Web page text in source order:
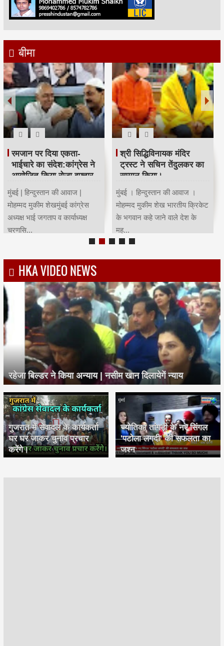
बीमा
महाराष्ट्र कांग्रेस कार्याध्यक्ष व
पूर्व मंत्री चंद्रकांत हंडोरे का
सम्मान।
मुंबई । हिन्दुस्तान की आवाज ।
मोहम्मद मुकीम शेख मुंबई कांग्रेस
साउथ तमिल सेल कार्याध्यक्ष...
Child Dream
Invest 3 lacs One Time &
Get 13 Lacs Fund for your
Child Education, Gradution
& Marriage...
HKA VIDEO NEWS
रहेजा बिल्डर ने किया अन्याय | नसीम खान दिलायेगें न्याय
गुजरात में सेवादल के कार्यकर्ता
घर घर जाकर चुनाव प्रचार
करेंगे।
ज्योतिका तांगड़ी के नए सिंगल
'पटोला लगदी' की सफलता का
जश्न